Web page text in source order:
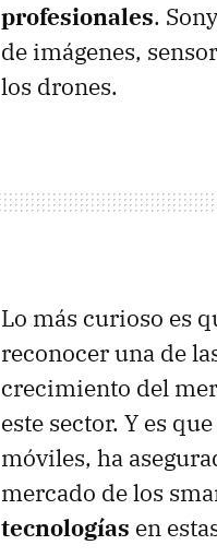
profesionales.
de imágenes,
los drones.
Lo más curioso es
reconocer una de
crecimiento del
este sector. Y es
móviles, ha
mercado de los
tecnologías en